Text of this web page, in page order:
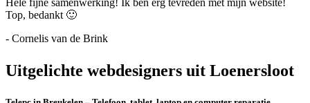
Hele fijne samenwerking! Ik ben erg tevreden met mijn website!
Top, bedankt 🙂
- Cornelis van de Brink
Uitgelichte webdesigners uit Loenersloot